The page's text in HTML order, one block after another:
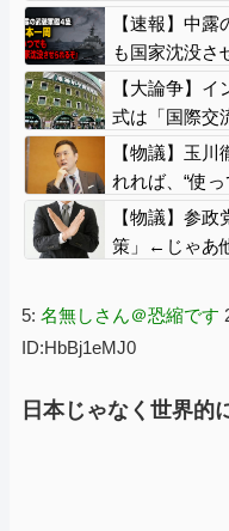
【速報】中
も国家沈没さ
【大論争】
式は「国際交
【物議】玉
れれば、“使
い」
【物議】参
策」←じゃあ
5: 名無しさん＠恐縮です
ID:HbBj1eMJ0
日本じゃなく世界的